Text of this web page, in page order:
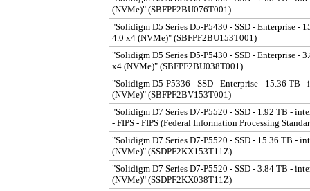
(NVMe)" (SBFPF2BU076T001)
"Solidigm D5 Series D5-P5430 - SSD - Enterprise -
4.0 x4 (NVMe)" (SBFPF2BU153T001)
"Solidigm D5 Series D5-P5430 - SSD - Enterprise -
x4 (NVMe)" (SBFPF2BU038T001)
"Solidigm D5-P5336 - SSD - Enterprise - 15.36 TB
(NVMe)" (SBFPF2BV153T001)
"Solidigm D7 Series D7-P5520 - SSD - 1.92 TB -
- FIPS - FIPS (Federal Information Processing
"Solidigm D7 Series D7-P5520 - SSD - 15.36 TB -
(NVMe)" (SSDPF2KX153T11Z)
"Solidigm D7 Series D7-P5520 - SSD - 3.84 TB -
(NVMe)" (SSDPF2KX038T11Z)